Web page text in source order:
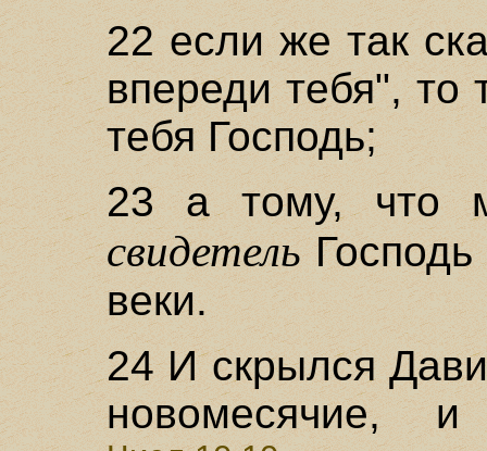
22 если же так
впереди тебя", то
тебя Господь;
23 а тому, что
свидетель
веки.
24 И скрылся
новомесячие,